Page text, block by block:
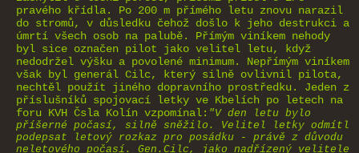
pravého křídla. Po 200 m přímého letu znovu narazil
do stromů, v důsledku čehož došlo k jeho destrukci a
úmrtí všech osob na palubě. Přímým viníkem nehody
byl sice označen pilot jako velitel letu, když
nedodržel výšku a povolené minimum. Nepřímým viníkem
však byl generál Cilc, který silně ovlivnil pilota,
nechtěl použít jiného dopravního prostředku. Jeden z
příslušníků spojovací letky ve Kbelích po letech na
foru KVH Čsla Kolín vzpomínal: "V den letu bylo
příšerné počasí, silně sněžilo. Velitel letky odmítl
podepsat letový rozkaz pro posádku - právě z důvodu
neletového počasí. Gen.Cilc, jako nadřízený velitele